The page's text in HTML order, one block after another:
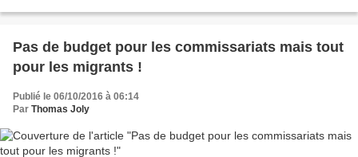
Pas de budget pour les commissariats mais tout
pour les migrants !
Publié le 06/10/2016 à 06:14
Par Thomas Joly